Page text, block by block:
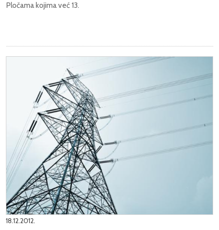
Pločama kojima već 13.
18.12.2012.